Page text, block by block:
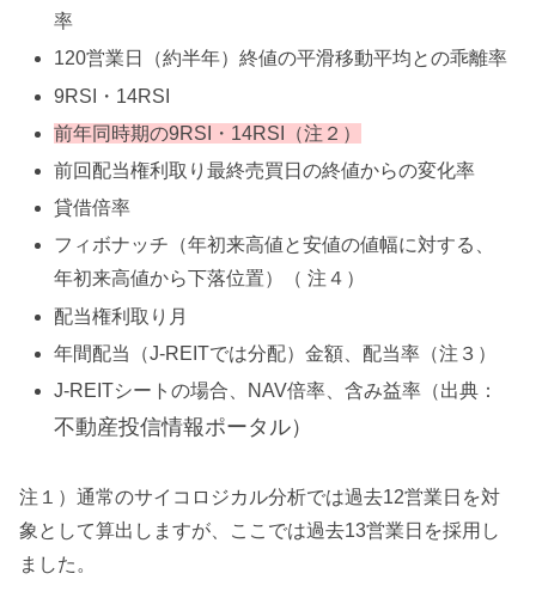
率
120営業日（約半年）終値の平滑移動平均との乖離率
9RSI・14RSI
前年同時期の9RSI・14RSI（注２）
前回配当権利取り最終売買日の終値からの変化率
貸借倍率
フィボナッチ（年初来高値と安値の値幅に対する、
年初来高値から下落位置）（ 注４）
配当権利取り月
年間配当（J-REITでは分配）金額、配当率（注３）
J-REITシートの場合、NAV倍率、含み益率（出典：
不動産投信情報ポータル）
注１）通常のサイコロジカル分析では過去12営業日を対
象として算出しますが、ここでは過去13営業日を採用し
ました。